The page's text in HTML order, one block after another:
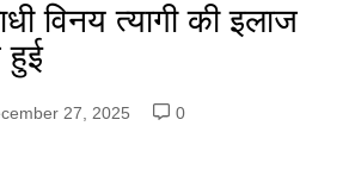
विनय त्यागी की इलाज
हुई
27, 2025
0